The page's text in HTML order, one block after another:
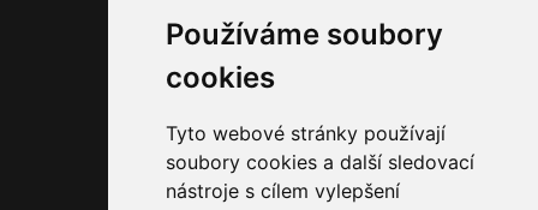
Používáme soubory
cookies
Tyto webové stránky používají
soubory cookies a další sledovací
nástroje s cílem vylepšení
Fade in Rubín
Malostranský dekameron
Lockwood
Sledujte nás